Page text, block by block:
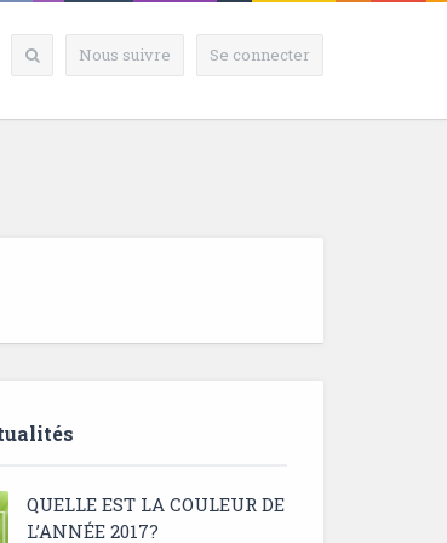
Se connecter
Nous suivre
QUELLE EST LA COULEUR DE
L’ANNÉE 2017?